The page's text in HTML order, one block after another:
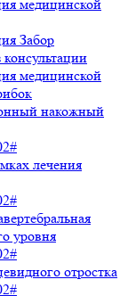
медицинской
Забор
медицинской
накожный
лечения
уровня
отростка